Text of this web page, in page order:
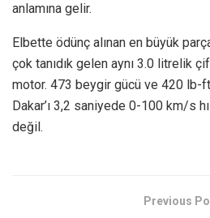
anlamına gelir.
Elbette ödünç alınan en büyük
çok tanıdık gelen aynı 3.0 litrelik
motor. 473 beygir gücü ve 420 lb-
Dakar’ı 3,2 saniyede 0-100 km/s
değil.
Previous